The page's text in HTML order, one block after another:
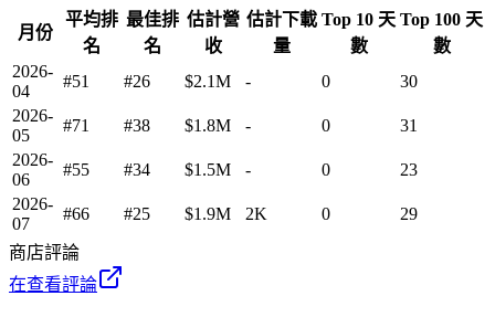
月份
平均排
名
最佳排
名
估計營
收
估計下載
量
Top 10 天
數
Top 100 天
數
2026-
04
#51 #26 $2.1M - 0
30
2026-
05
#71 #38 $1.8M - 0
31
2026-
06
#55 #34 $1.5M - 0
23
2026-
07
#66 #25 $1.9M 2K 0 29
商店評論
在查看評論